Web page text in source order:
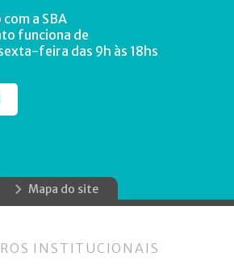
a SBA
funciona de
feira das 9h às 18hs
Mapa do site
INSTITUCIONAIS